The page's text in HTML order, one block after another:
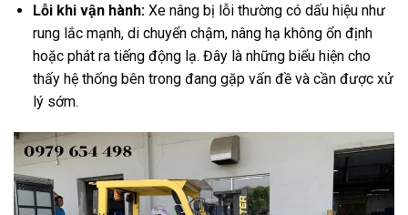
Lỗi khi vận hành: Xe nâng bị lỗi thường có dấu hiệu như
rung lắc mạnh, di chuyển chậm, nâng hạ không ổn định
hoặc phát ra tiếng động lạ. Đây là những biểu hiện cho
thấy hệ thống bên trong đang gặp vấn đề và cần được xử
lý sớm.